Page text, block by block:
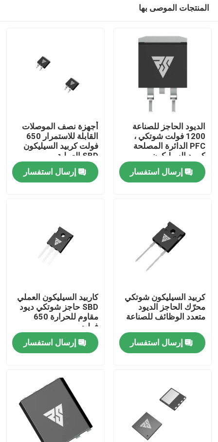
المنزل
معلومات عنا
جولة في المعمل
اتصل بنا
أخبار
موسفيت عالي الطاقة
كربيد السيليكون موسفيت
المنتجات الموصى بها
الديود الحاجز للصناعة
1200 فولت شوتكي ،
PFC الدائرة المصلحة
كربيد السيليكون
إرسال استفسار
أجهزة نصف الموصلات
القابلة للاستمرار 650
فولت كربيد السيليكون
SBD العملية
إرسال استفسار
كربيد السيليكون شوتكي
محرّك الحاجز الديود
متعدد الوظائف للصناعة
إرسال استفسار
كاربيد السيليكون العملي
SBD حاجز شوتكي ديود
مقاوم للحرارة 650
فولت
إرسال استفسار